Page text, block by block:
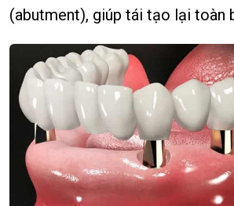
(abutment), giúp tái tạo lại toàn